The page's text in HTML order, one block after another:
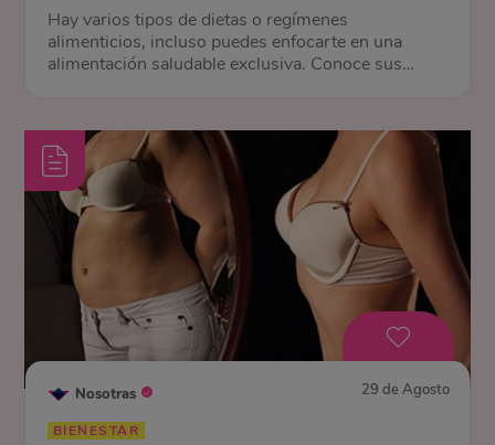
Hay varios tipos de dietas o regímenes
alimenticios, incluso puedes enfocarte en una
alimentación saludable exclusiva. Conoce sus
Nosotras 29 de Agosto
BIENESTAR